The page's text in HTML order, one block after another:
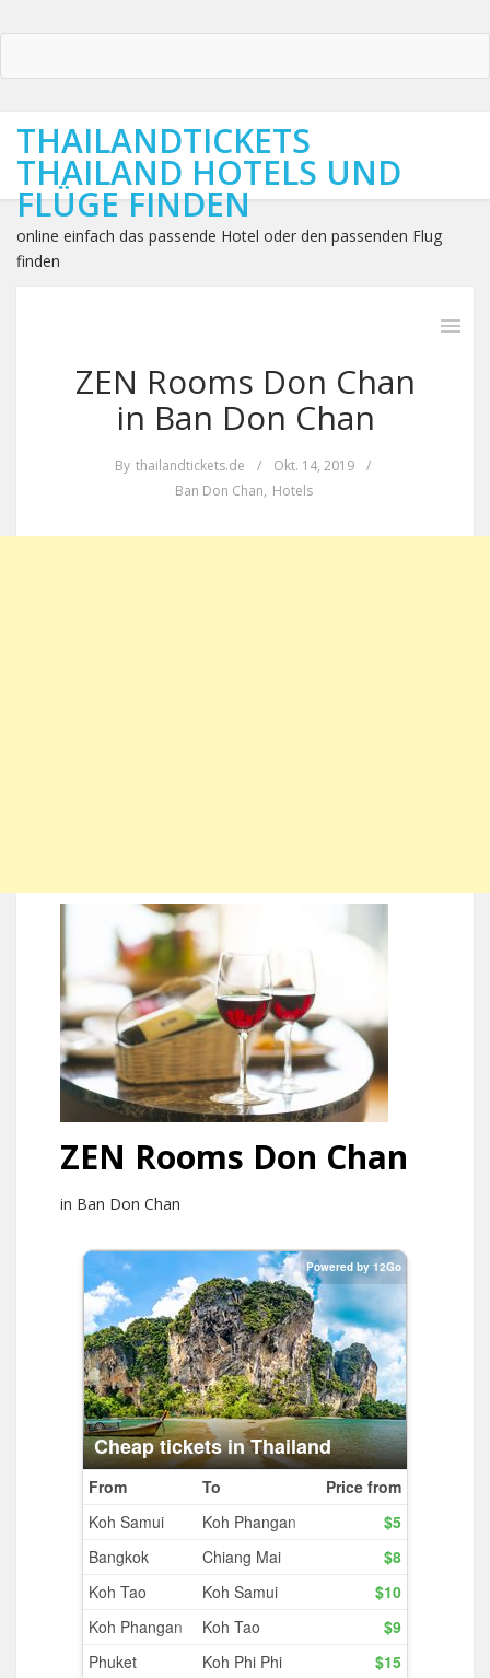
THAILANDTICKETS
THAILAND HOTELS UND
FLÜGE FINDEN
online einfach das passende Hotel oder den passenden Flug
finden
ZEN Rooms Don Chan
in Ban Don Chan
By thailandtickets.de / Okt. 14, 2019
/
Ban Don Chan, Hotels
ZEN Rooms Don Chan
in Ban Don Chan